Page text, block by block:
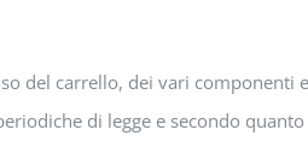
del carrello, dei vari componenti
di legge e secondo